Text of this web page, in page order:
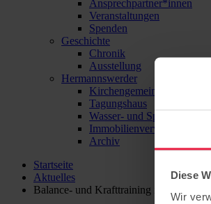
Diese
Wir
Ansprechpartner*innen
Veranstaltungen
Spenden
Geschichte
Chronik
Ausstellung
Hermannswerder
Kirchengemeinde
Tagungshaus
Wasser- und Sport-
Immobilienverwaltung
Archiv
Startseite
Aktuelles
Balance- und Krafttraining in unserer